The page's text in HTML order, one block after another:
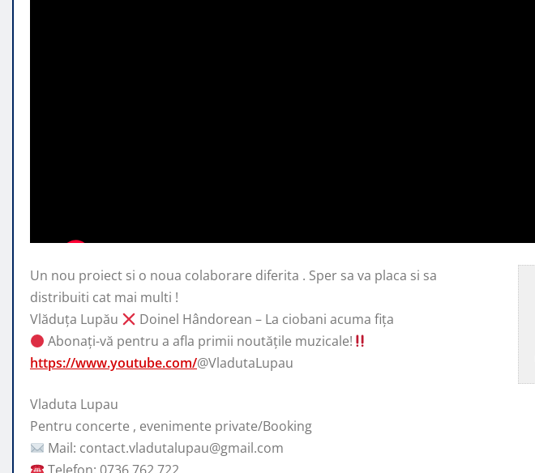
Un nou proiect si o noua colaborare diferita . Sper sa va placa si sa
distribuiti cat mai multi !
Vlăduța Lupău
Doinel Hândorean – La ciobani acuma fița
Abonați-vă pentru a afla primii noutățile muzicale!
https://www.youtube.com/@VladutaLupau
Vladuta Lupau
Pentru concerte , evenimente private/Booking
Mail: contact.vladutalupau@gmail.com